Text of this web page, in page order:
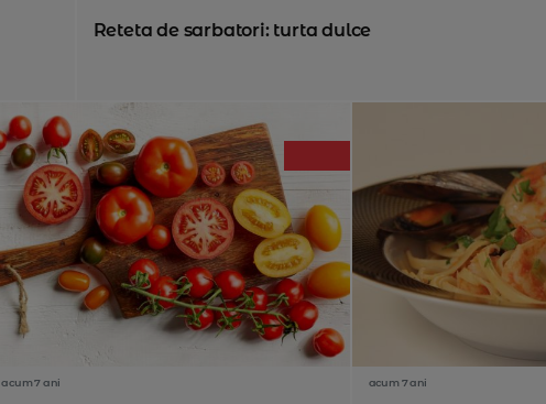
Reteta de sarbatori: turta dulce
acum 7 ani acum 7 ani